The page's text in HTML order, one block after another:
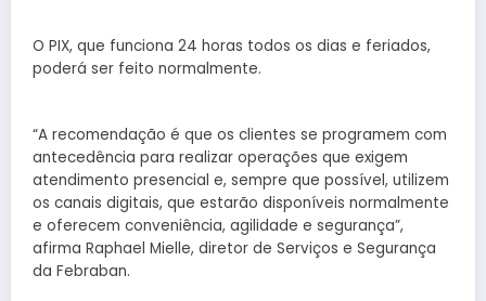
O PIX, que funciona 24 horas todos os dias e feriados,
poderá ser feito normalmente.
“A recomendação é que os clientes se programem com
antecedência para realizar operações que exigem
atendimento presencial e, sempre que possível, utilizem
os canais digitais, que estarão disponíveis normalmente
e oferecem conveniência, agilidade e segurança”,
afirma Raphael Mielle, diretor de Serviços e Segurança
da Febraban.